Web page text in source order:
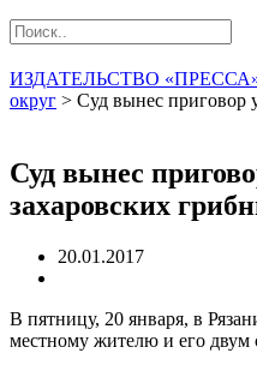
ИЗДАТЕЛЬСТВО
округ > Суд вынес приговор
Суд вынес
захаровских
20.01.2017
В пятницу, 20 января, в
местному жителю и его двум